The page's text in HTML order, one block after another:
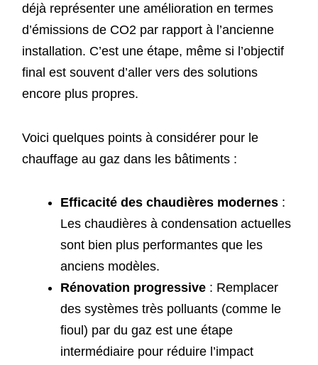
déjà représenter une amélioration en termes
d’émissions de CO2 par rapport à l’ancienne
installation. C’est une étape, même si l’objectif
final est souvent d’aller vers des solutions
encore plus propres.
Voici quelques points à considérer pour le
chauffage au gaz dans les bâtiments :
Efficacité des chaudières modernes:
Les chaudières à condensation actuelles
sont bien plus performantes que les
anciens modèles.
Rénovation progressive: Remplacer
des systèmes très polluants (comme le
fioul) par du gaz est une étape
intermédiaire pour réduire l’impact